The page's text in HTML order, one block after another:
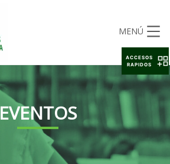
MENÚ
EVENTOS
ACCESOS
RAPIDOS